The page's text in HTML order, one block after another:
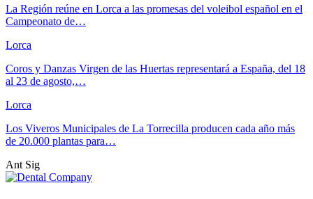
La Región reúne en Lorca a las promesas del voleibol español en el
Campeonato de…
Lorca
Coros y Danzas Virgen de las Huertas representará a España, del 18
al 23 de agosto,…
Lorca
Los Viveros Municipales de La Torrecilla producen cada año más
de 20.000 plantas para…
Ant Sig